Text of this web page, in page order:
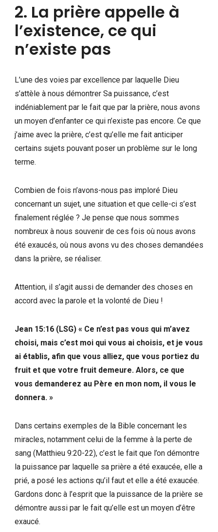
2. La prière appelle à
l’existence, ce qui
n’existe pas
L’une des voies par excellence par laquelle Dieu
s’attèle à nous démontrer Sa puissance, c’est
indéniablement par le fait que par la prière, nous avons
un moyen d’enfanter ce qui n’existe pas encore. Ce que
j’aime avec la prière, c’est qu’elle me fait anticiper
certains sujets pouvant poser un problème sur le long
terme.
Combien de fois n’avons-nous pas imploré Dieu
concernant un sujet, une situation et que celle-ci s’est
finalement réglée ? Je pense que nous sommes
nombreux à nous souvenir de ces fois où nous avons
été exaucés, où nous avons vu des choses demandées
dans la prière, se réaliser.
Attention, il s’agit aussi de demander des choses en
accord avec la parole et la volonté de Dieu !
Jean 15:16 (LSG) « Ce n’est pas vous qui m’avez
choisi, mais c’est moi qui vous ai choisis, et je vous
ai établis, afin que vous alliez, que vous portiez du
fruit et que votre fruit demeure. Alors, ce que
vous demanderez au Père en mon nom, il vous le
donnera. »
Dans certains exemples de la Bible concernant les
miracles, notamment celui de la femme à la perte de
sang (Matthieu 9:20-22), c’est le fait que l’on démontre
la puissance par laquelle sa prière a été exaucée, elle a
prié, a posé les actions qu’il faut et elle a été exaucée.
Gardons donc à l’esprit que la puissance de la prière se
démontre aussi par le fait qu’elle est un moyen d’être
exaucé.